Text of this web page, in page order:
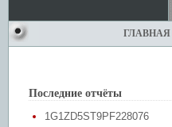
ГЛАВНАЯ
Последние отчёты
1G1ZD5ST9PF228076